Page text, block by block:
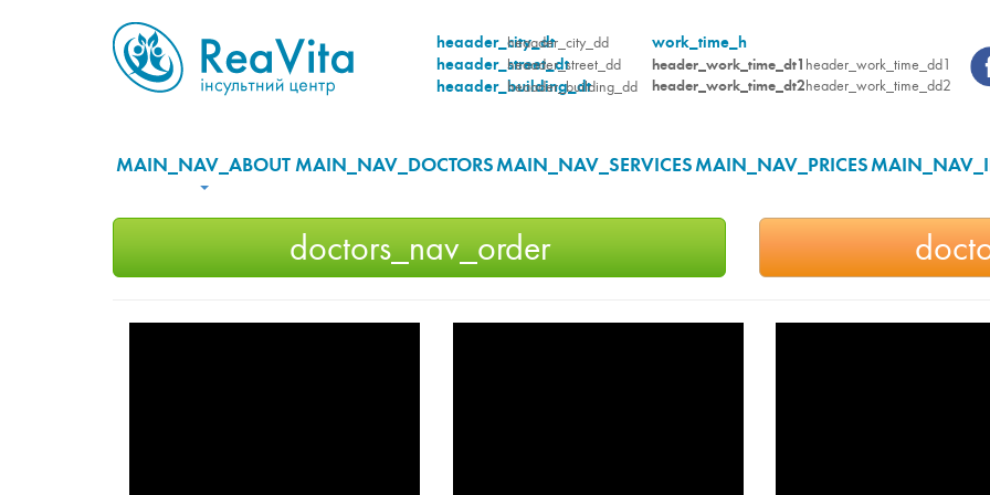
heaader_city_dtheaader_city_dd
heaader_street_dt
heaader_street_dd
heaader_building_dt
heaader_building_dd
work_time_h
header_work_time_dt1 header_work_time_dd1
header_work_time_dt2header_work_time_dd2
MAIN_NAV_ABOUTMAIN_NAV_DOCTORSMAIN_NAV_SERVICESMAIN_NAV_PRICES
doctors_nav_order